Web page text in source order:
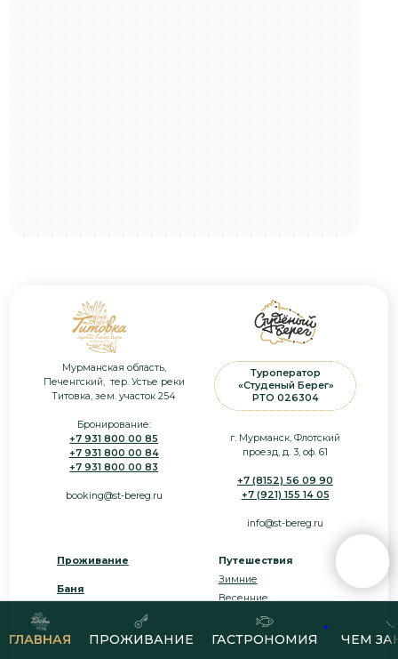
ГЛАВНАЯ ПРОЖИВАНИЕ ГАСТРОНОМИЯ ЧЕМ